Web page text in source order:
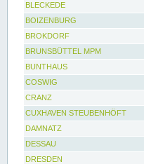
BLECKEDE
BOIZENBURG
BROKDORF
BRUNSBÜTTEL MPM
BUNTHAUS
COSWIG
CRANZ
CUXHAVEN STEUBENHÖFT
DAMNATZ
DESSAU
DRESDEN